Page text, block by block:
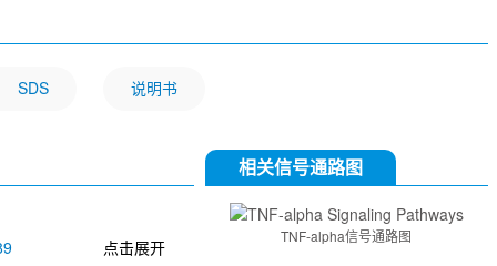
SDS 说明书
点击展开
相关信号通路图
TNF-alpha信号通路图